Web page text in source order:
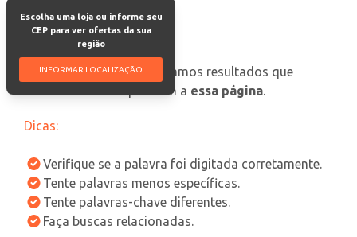
Escolha uma loja ou informe seu
CEP para ver ofertas da sua
região
INFORMAR LOCALIZAÇÃO
oops, não encontramos resultados que
correspondam a essa página.
Dicas:
Verifique se a palavra foi digitada corretamente.
Tente palavras menos específicas.
Tente palavras-chave diferentes.
Faça buscas relacionadas.